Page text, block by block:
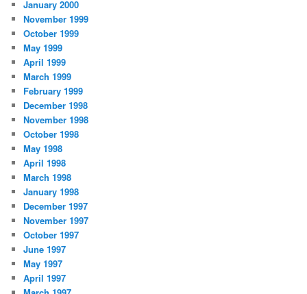
January 2000
November 1999
October 1999
May 1999
April 1999
March 1999
February 1999
December 1998
November 1998
October 1998
May 1998
April 1998
March 1998
January 1998
December 1997
November 1997
October 1997
June 1997
May 1997
April 1997